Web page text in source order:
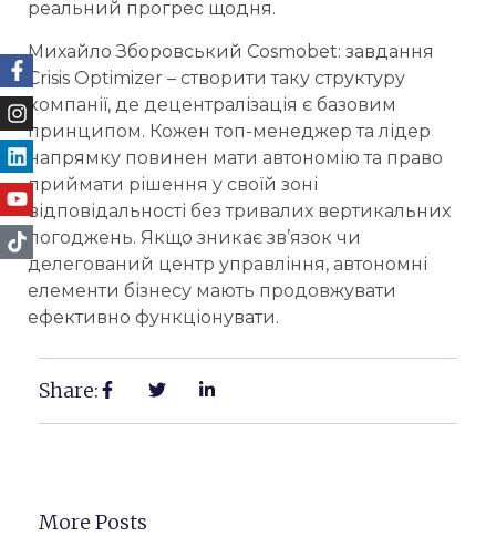
реальний прогрес щодня.
Михайло Зборовський Cosmobet: завдання
Crisis Optimizer – створити таку структуру
компанії, де децентралізація є базовим
принципом. Кожен топ-менеджер та лідер
напрямку повинен мати автономію та право
приймати рішення у своїй зоні
відповідальності без тривалих вертикальних
погоджень. Якщо зникає зв’язок чи
делегований центр управління, автономні
елементи бізнесу мають продовжувати
ефективно функціонувати.
Share:
More Posts